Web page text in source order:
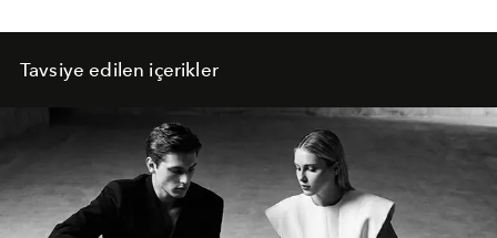
Tavsiye edilen içerikler